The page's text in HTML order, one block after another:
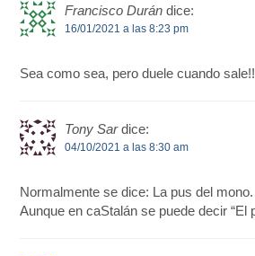
Francisco Durán dice:
16/01/2021 a las 8:23 pm
Sea como sea, pero duele cuando
Tony Sar dice:
04/10/2021 a las 8:30 am
Normalmente se dice: La pus del mono.
Aunque en caStalán se puede decir “El